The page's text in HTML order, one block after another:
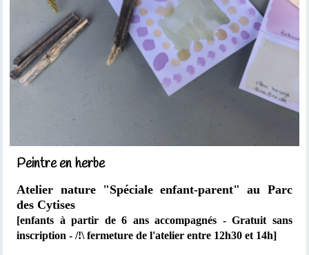
Peintre en herbe
Atelier nature "Spéciale enfant-parent" au Parc
des Cytises
[enfants à partir de 6 ans accompagnés - Gratuit sans
inscription - /!\ fermeture de l'atelier entre 12h30 et 14h]